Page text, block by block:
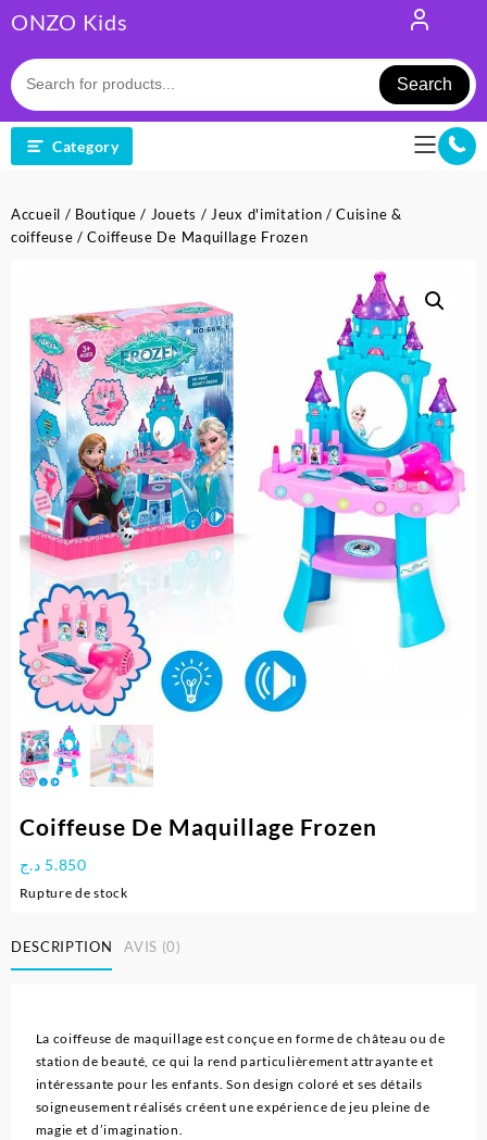
to
content
ONZO Kids
Search
Category
Accueil / Boutique / Jouets / Jeux d'imitation /Cuisine &
coiffeuse / Coiffeuse De Maquillage Frozen
Coiffeuse De Maquillage Frozen
5.850 د.ج
Rupture de stock
DESCRIPTION AVIS (0)
La coiffeuse de maquillage est conçue en forme de château ou de
station de beauté, ce qui la rend particulièrement attrayante et
intéressante pour les enfants. Son design coloré et ses détails
soigneusement réalisés créent une expérience de jeu pleine de
magie et d’imagination.